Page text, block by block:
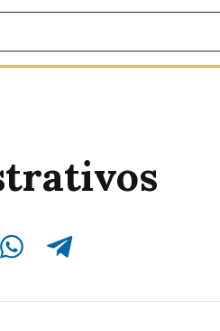
Compartir en Whatsapp Compartir en Telegram